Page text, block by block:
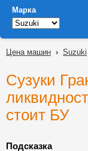
Марка
Цена машин › Suzuki
Сузуки
стоит БУ
Подсказка